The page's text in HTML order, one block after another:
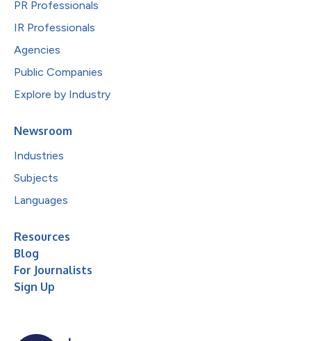
PR Professionals
IR Professionals
Agencies
Public Companies
Explore by Industry
Newsroom
Industries
Subjects
Languages
Resources
Blog
For Journalists
Sign Up